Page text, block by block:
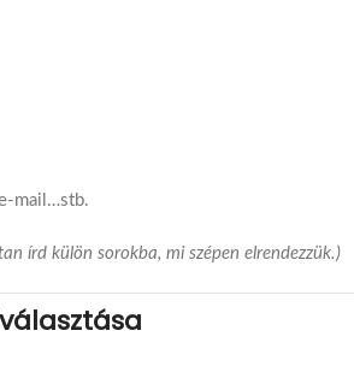
mail…stb.
írd külön sorokba, mi szépen elrendezzük.)